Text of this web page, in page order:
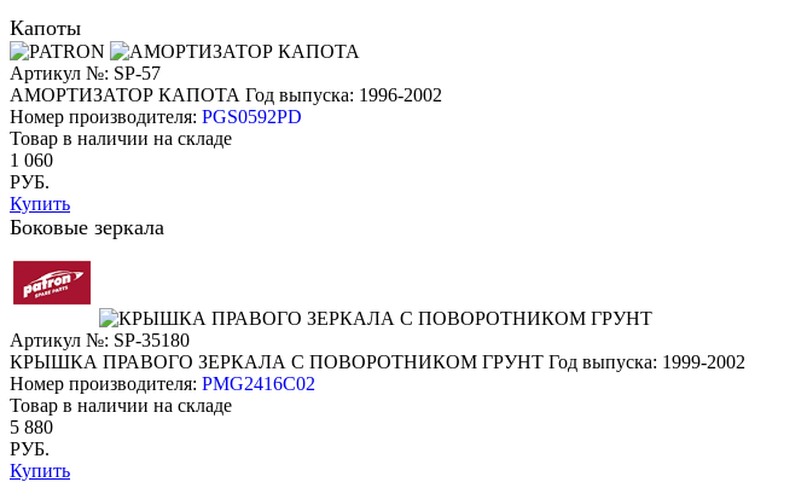
Капоты
Артикул №: SP-57
АМОРТИЗАТОР КАПОТА Год выпуска: 1996-2002
Номер производителя: PGS0592PD
Товар в наличии на складе
1 060
РУБ.
Купить
Боковые зеркала
Артикул №: SP-35180
КРЫШКА ПРАВОГО ЗЕРКАЛА С ПОВОРОТНИКОМ ГРУНТ Год выпуска: 1999-2002
Номер производителя: PMG2416C02
Товар в наличии на складе
5 880
РУБ.
Купить